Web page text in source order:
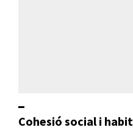
Cohesió social i